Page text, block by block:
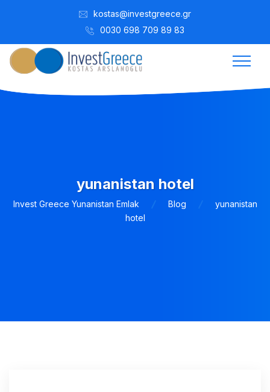
kostas@investgreece.gr
0030 698 709 89 83
yunanistan hotel
Invest Greece Yunanistan Emlak Blog
yunanistan
hotel